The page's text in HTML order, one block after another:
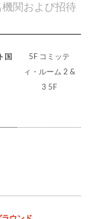
関および招待
国
5F コミッテ
ィ・ルーム 2 &
3 5F